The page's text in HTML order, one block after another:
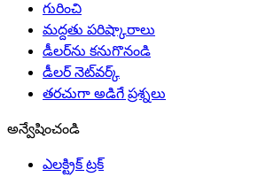
గురించి
మద్దతు పరిష్కారాలు
డీలర్‌ను కనుగొనండి
డీలర్ నెట్‌వర్క్
తరచుగా అడిగే ప్రశ్నలు
అన్వేషించండి
ఎలక్ట్రిక్ ట్రక్